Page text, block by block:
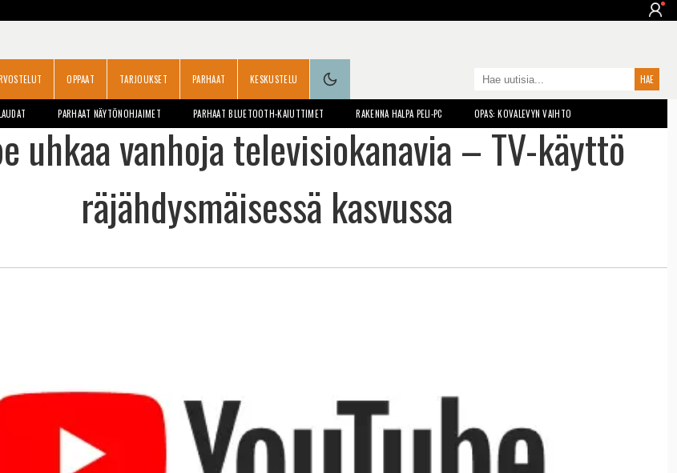
OPPAAT TARJOUKSET PARHAAT KESKUSTELU
PARHAAT NÄYTÖNOHJAIMET PARHAAT BLUETOOTH-KAIUTTIMET RAKENNA HALPA PELI-PC OPAS: KOVALEVYN VAIHTO
uhkaa vanhoja televisiokanavia – TV-käyttö
räjähdysmäisessä kasvussa